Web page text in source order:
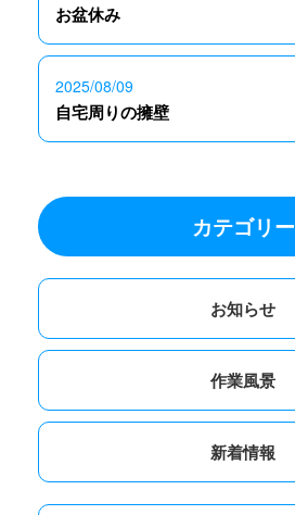
お盆休み
2025/08/09
自宅周りの擁壁
カテゴリー
お知らせ
作業風景
新着情報